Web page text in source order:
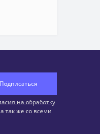
Подписаться
на обработку
а так же со всеми